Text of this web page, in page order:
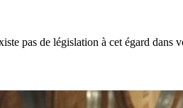
pas de législation à cet égard dans